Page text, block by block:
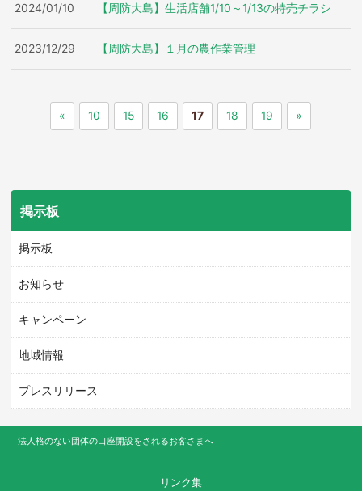
2024/01/10 【周防大島】生活店舗1/10～1/13の特売チラシ
2023/12/29 【周防大島】１月の農作業管理
« 10 15 16 17 18 19 »
掲示板
掲示板
お知らせ
キャンペーン
地域情報
プレスリリース
法人格のない団体の口座開設をされるお客さまへ
リンク集